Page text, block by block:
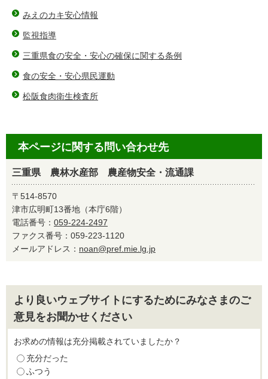
みえのカキ安心情報
監視指導
三重県食の安全・安心の確保に関する条例
食の安全・安心県民運動
松阪食肉衛生検査所
本ページに関する問い合わせ先
三重県 農林水産部 農産物安全・流通課
〒514-8570
津市広明町13番地（本庁6階）
電話番号： 059-224-2497
ファクス番号：059-223-1120
メールアドレス： noan@pref.mie.lg.jp
より良いウェブサイトにするためにみなさまのご
意見をお聞かせください
お求めの情報は充分掲載されていましたか？
充分だった
ふつう